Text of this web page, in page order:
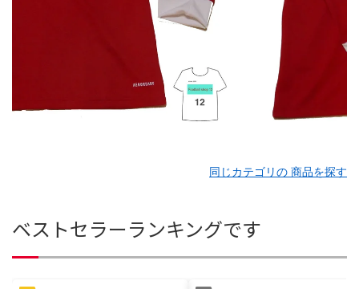
同じカテゴリの 商品を探す
ベストセラーランキングです